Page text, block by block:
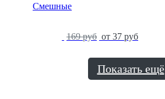
Смешные
169 руб от 37 руб
Показать ещё